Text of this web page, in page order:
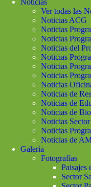
Noticias
Ver todas las
Noticias ACG
Noticias
Noticias
Noticias del
Noticias
Noticias
Noticias
Noticias
Noticias de
Noticias de
Noticias de
Noticias
Noticias
Noticias de
Galería
Fotografías
Paisajes
Sector